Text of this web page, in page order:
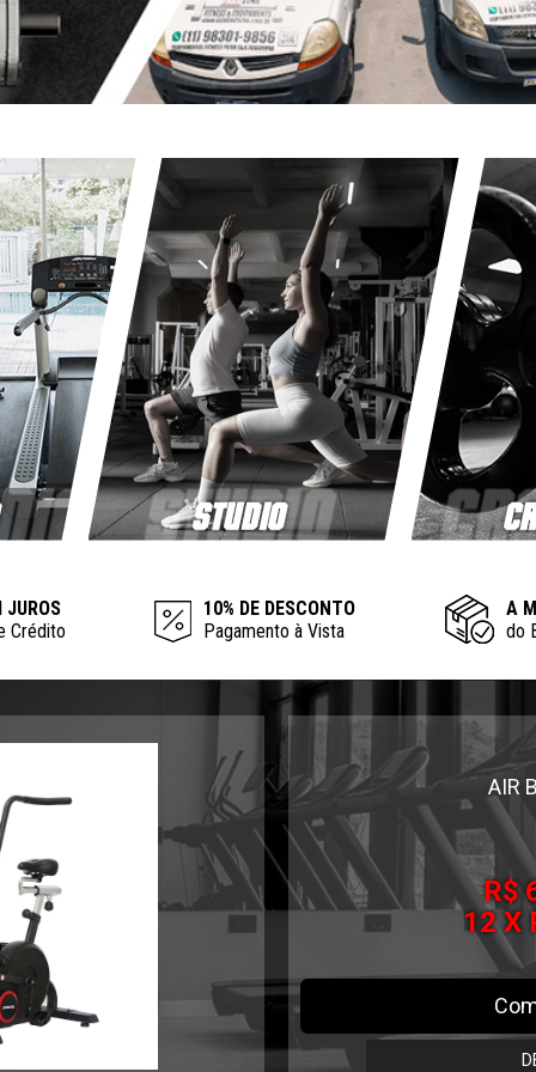
JUROS
Crédito
10% DE DESCONTO
Pagamento à Vista
A
do
AIR REMO
R$
12 X